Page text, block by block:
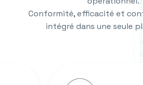
Conformité, efficacité et
intégré dans une seule